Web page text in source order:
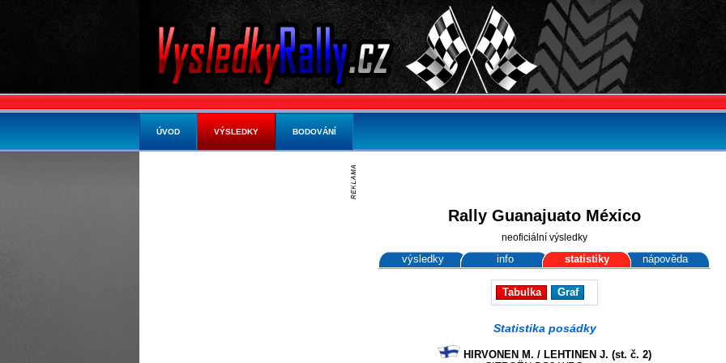
Rally Guanajuato México
neoficiální výsledky
výsledky info statistiky nápověda
Tabulka Graf
Statistika posádky
HIRVONEN M. / LEHTINEN J. (st. č. 2)
ÚVOD VÝSLEDKY BODOVÁNÍ